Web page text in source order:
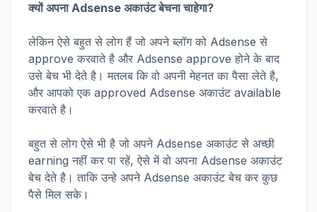
क्यों अपना Adsense अकाउंट बेचना चाहेगा?
लेकिन ऐसे बहुत से लोग हैं जो अपने ब्लॉग को Adsense से
approve करवाते है और Adsense approve होने के बाद
उसे बेच भी देते है। मतलब कि वो अपनी मेहनत का पैसा लेते है,
और आपको एक approved Adsense अकाउंट available
करवाते है।
बहुत से लोग ऐसे भी है जो अपने Adsense अकाउंट से अच्छी
earning नहीं कर पा रहें, ऐसे में वो अपना Adsense अकाउंट
बेच देते है। ताकि उन्हे अपने Adsense अकाउंट बेच कर कुछ
पैसे मिल सके।